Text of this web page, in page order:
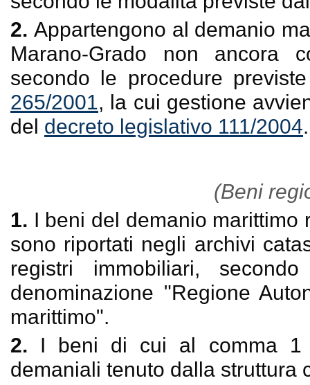
2. Appartengono al demanio
Marano-Grado non ancora
secondo le procedure
265/2001, la cui gestione
del decreto legislativo 111/2004.
(Beni
1. I beni del demanio
sono riportati negli archivi
registri immobiliari,
denominazione "Regione
marittimo".
2. I beni di cui al comma 1
demaniali tenuto dalla struttura